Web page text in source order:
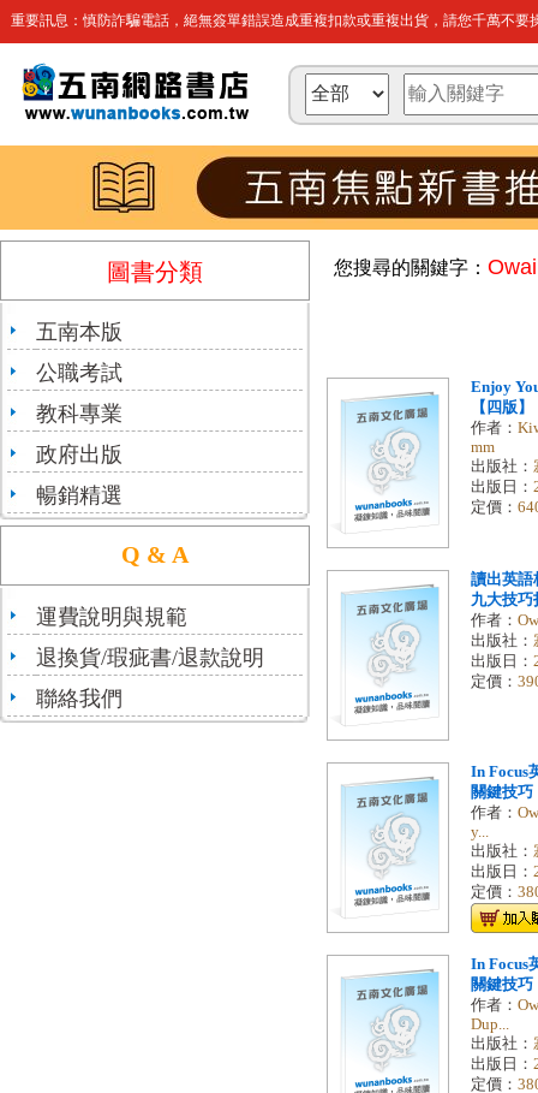
重要訊息：慎防詐騙電話，絕無簽單錯誤造成重複扣款或重複出貨，請您千萬不要
圖書分類
五南本版
公職考試
教科專業
政府出版
暢銷精選
Q & A
運費說明與規範
退換貨/瑕疵書/退款說明
聯絡我們
您搜尋的關鍵字：
Enjoy
【四版】
作者：
mm
出版社：
出版日：
定價：
讀出英語
九大技巧
作者：
出版社：
出版日：
定價：
In Focus
關鍵技巧
作者：
y...
出版社：
出版日：
定價：
In Focus
關鍵技巧
作者：
Dup...
出版社：
出版日：
定價：